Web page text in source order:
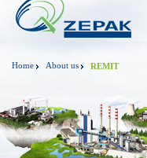
Home About us REMIT